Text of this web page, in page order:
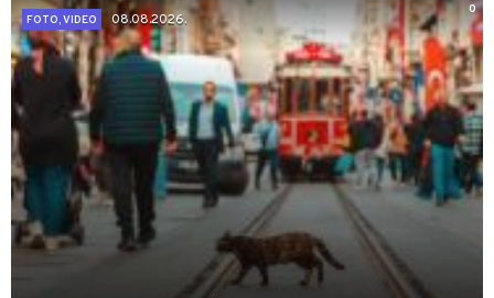
0
FOTO, VIDEO
08.08.2026.